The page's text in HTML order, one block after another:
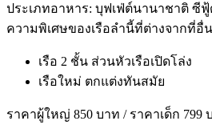
ประเภทอาหาร: บุฟเฟ่ต์นานาชาติ ซี
ความพิเศษของเรือลำนี้ที่ต่างจากที่อื่
เรือ 2 ชั้น ส่วนหัวเรือเปิดโล่ง
เรือใหม่ ตกแต่งทันสมัย
ราคาผู้ใหญ่ 850 บาท / ราคาเด็ก 799